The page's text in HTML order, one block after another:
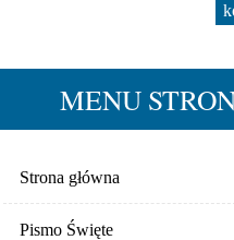
MENU
Strona główna
Pismo Święte